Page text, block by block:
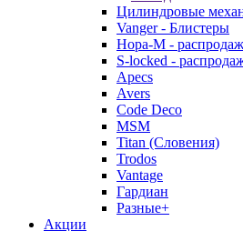
Цилиндровые
Vanger - Блистеры
Нора-М -
S-locked -
Apecs
Avers
Code Deco
MSM
Titan (Словения)
Trodos
Vantage
Гардиан
Разные+
Акции